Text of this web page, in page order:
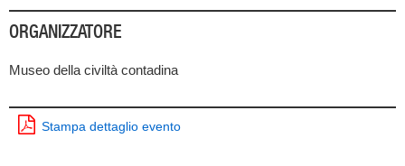
ORGANIZZATORE
Museo della civiltà contadina
Stampa dettaglio evento